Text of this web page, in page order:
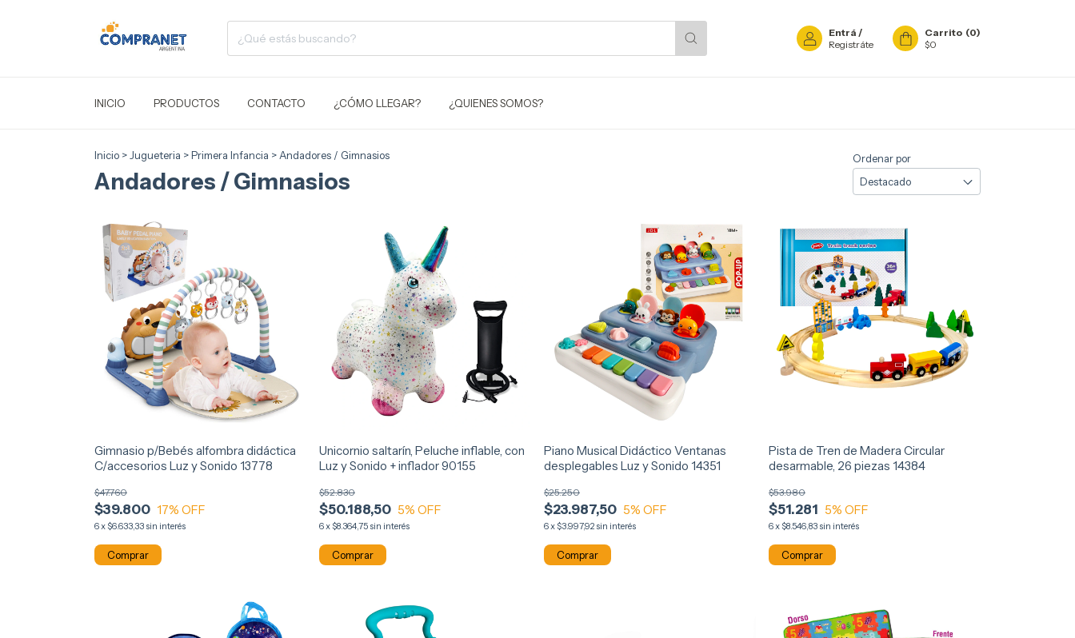
Entrá /
Registráte
Carrito (0)
$0
INICIO PRODUCTOS CONTACTO ¿CÓMO LLEGAR? ¿QUIENES SOMOS?
Inicio > Jugueteria >Primera Infancia > Andadores / Gimnasios
Andadores / Gimnasios
Ordenar por
Gimnasio p/Bebés alfombra didáctica
C/accesorios Luz y Sonido 13778
$39.800
$47.760
17% OFF
6x$6.633,33 sin interés
Unicornio saltarín, Peluche inflable, con
Luz y Sonido + inflador 90155
$50.188,50
$52.830
5% OFF
6x$8.364,75 sin interés
Comprar
Piano Musical Didáctico Ventanas
desplegables Luz y Sonido 14351
$23.987,50
$25.250
5% OFF
6x$3.997,92 sin interés
Comprar
Pista de Tren de Madera Circular
desarmable, 26 piezas 14384
$51.281
$53.980
5% OFF
6x$8.546,83 sin interés